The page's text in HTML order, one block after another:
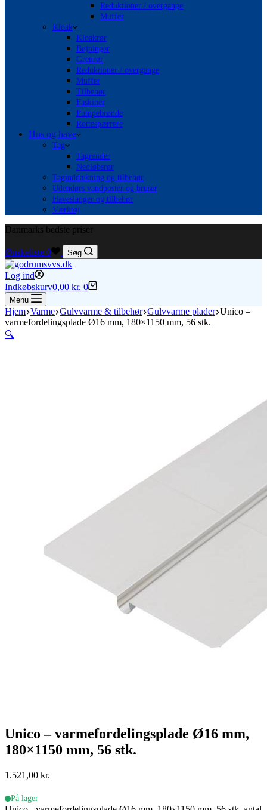
Reduktioner / overgange
Muffer
Kloak
Kloakrør
Bøjninger
Grenrør
Reduktioner / overgange
Muffer
Tilbehør
Faskiner
Pumpebrønde
Rottespærrere
Hus og have
Tag
Tagrender
Nedløbsrør
Taginddækning og tilbehør
Udendørs vandposter og bruser
Haveslanger og tilbehør
Værktøj
Danmarks bedste priser
Ønskeliste 0 Søg
Log ind
Indkøbskurv0,00 kr. 0
Menu
Hjem Varme Gulvvarme & tilbehør Gulvvarme plader Unico –
varmefordelingsplade Ø16 mm, 180×1150 mm, 56 stk.
🔍
Unico – varmefordelingsplade Ø16 mm,
180×1150 mm, 56 stk.
1.521,00 kr.
På lager